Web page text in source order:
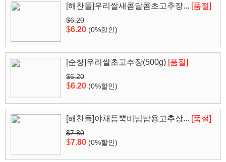
[해찬들]우리쌀새콤달콤초고추장... [품절]
$6.20
$6.20 (0%할인)
[순창]우리쌀초고추장(500g) [품절]
$6.20
$6.20 (0%할인)
[해찬들]야채듬뿍비빔밥용고추장... [품절]
$7.80
$7.80 (0%할인)